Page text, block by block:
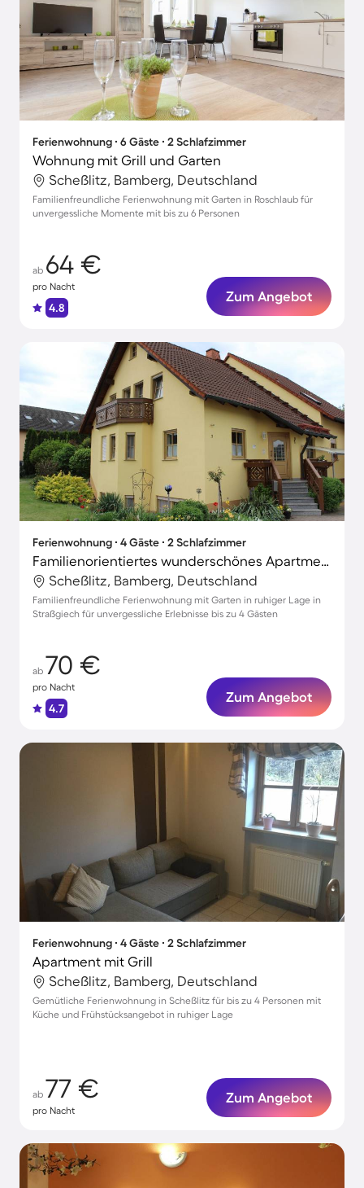
Ferienwohnung ∙ 6 Gäste ∙ 2 Schlafzimmer
Wohnung mit Grill und Garten
Scheßlitz, Bamberg, Deutschland
Familienfreundliche Ferienwohnung mit Garten in Roschlaub für
unvergessliche Momente mit bis zu 6 Personen
ab 64 €
pro Nacht
4.8
Zum Angebot
Ferienwohnung ∙ 4 Gäste ∙ 2 Schlafzimmer
Familienorientiertes wunderschönes Apartment mit Grill und Garten
Scheßlitz, Bamberg, Deutschland
Familienfreundliche Ferienwohnung mit Garten in ruhiger Lage in
Straßgiech für unvergessliche Erlebnisse bis zu 4 Gästen
ab 70 €
pro Nacht
4.7
Zum Angebot
Ferienwohnung ∙ 4 Gäste ∙ 2 Schlafzimmer
Apartment mit Grill
Scheßlitz, Bamberg, Deutschland
Gemütliche Ferienwohnung in Scheßlitz für bis zu 4 Personen mit
Küche und Frühstücksangebot in ruhiger Lage
ab 77 €
pro Nacht
Zum Angebot